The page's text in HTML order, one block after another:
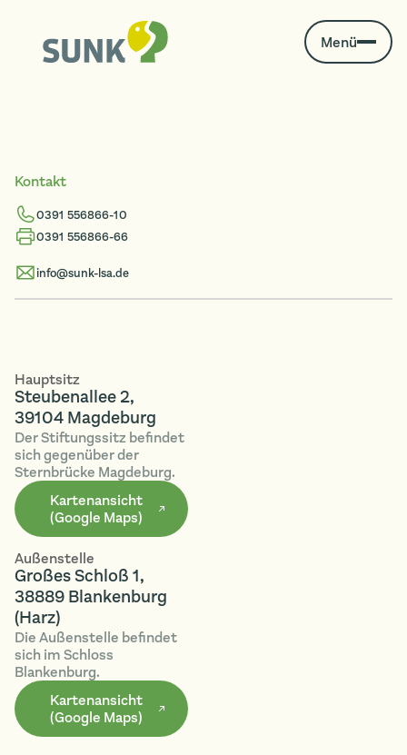
Menü
Kontakt
0391 556866-10
0391 556866-66
info@sunk-lsa.de
Hauptsitz
Steubenallee 2,
39104 Magdeburg
Der Stiftungssitz befindet
sich gegenüber der
Sternbrücke Magdeburg.
Kartenansicht
(Google Maps)
Außenstelle
Großes Schloß 1,
38889 Blankenburg
(Harz)
Die Außenstelle befindet
sich im Schloss
Blankenburg.
Kartenansicht
(Google Maps)